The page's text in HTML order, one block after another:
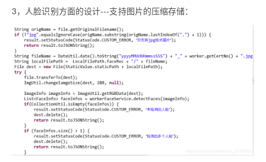
3，人脸识别方面的设计---支持图片的压缩存储：